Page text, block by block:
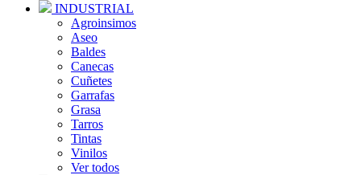
INDUSTRIAL
Agroinsimos
Aseo
Baldes
Canecas
Cuñetes
Garrafas
Grasa
Tarros
Tintas
Vinilos
Ver todos